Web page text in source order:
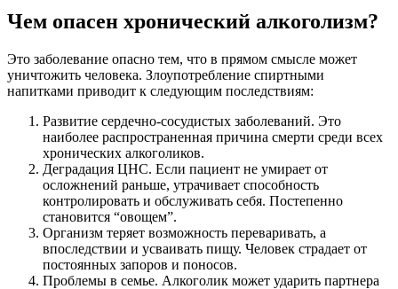
Чем опасен хронический алкоголизм?
Это заболевание опасно тем, что в прямом смысле может
уничтожить человека. Злоупотребление спиртными
напитками приводит к следующим последствиям:
Развитие сердечно-сосудистых заболеваний. Это
наиболее распространенная причина смерти среди всех
хронических алкоголиков.
Деградация ЦНС. Если пациент не умирает от
осложнений раньше, утрачивает способность
контролировать и обслуживать себя. Постепенно
становится “овощем”.
Организм теряет возможность переваривать, а
впоследствии и усваивать пищу. Человек страдает от
постоянных запоров и поносов.
Проблемы в семье. Алкоголик может ударить партнера